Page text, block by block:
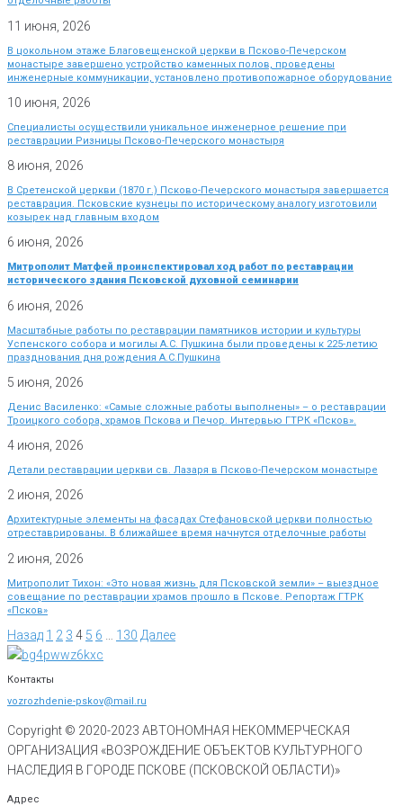
11 июня, 2026
В цокольном этаже Благовещенской церкви в Псково-Печерском
монастыре завершено устройство каменных полов, проведены
инженерные коммуникации, установлено противопожарное оборудование
10 июня, 2026
Специалисты осуществили уникальное инженерное решение при
реставрации Ризницы Псково-Печерского монастыря
8 июня, 2026
В Сретенской церкви (1870 г.) Псково-Печерского монастыря завершается
реставрация. Псковские кузнецы по историческому аналогу изготовили
козырек над главным входом
6 июня, 2026
Митрополит Матфей проинспектировал ход работ по реставрации
исторического здания Псковской духовной семинарии
6 июня, 2026
Масштабные работы по реставрации памятников истории и культуры
Успенского собора и могилы А.С. Пушкина были проведены к 225-летию
празднования дня рождения А.С.Пушкина
5 июня, 2026
Денис Василенко: «Самые сложные работы выполнены» – о реставрации
Троицкого собора, храмов Пскова и Печор. Интервью ГТРК «Псков».
4 июня, 2026
Детали реставрации церкви св. Лазаря в Псково-Печерском монастыре
2 июня, 2026
Архитектурные элементы на фасадах Стефановской церкви полностью
отреставрированы. В ближайшее время начнутся отделочные работы
2 июня, 2026
Митрополит Тихон: «Это новая жизнь для Псковской земли» – выездное
совещание по реставрации храмов прошло в Пскове. Репортаж ГТРК
«Псков»
Назад 1 2 3 4 5 6 130 Далее
Контакты
vozrozhdenie-pskov@mail.ru
Copyright © 2020-2023 АВТОНОМНАЯ НЕКОММЕРЧЕСКАЯ
ОРГАНИЗАЦИЯ «ВОЗРОЖДЕНИЕ ОБЪЕКТОВ КУЛЬТУРНОГО
НАСЛЕДИЯ В ГОРОДЕ ПСКОВЕ (ПСКОВСКОЙ ОБЛАСТИ)»
Адрес